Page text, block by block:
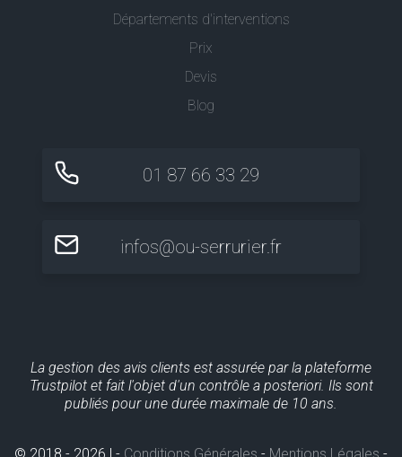
Départements d'interventions
Prix
Devis
Blog
01 87 66 33 29
infos@ou-serrurier.fr
La gestion des avis clients est assurée par la plateforme
Trustpilot et fait l'objet d'un contrôle a posteriori. Ils sont
publiés pour une durée maximale de 10 ans.
© 2018 - 2026 | - Conditions Générales - Mentions Légales -